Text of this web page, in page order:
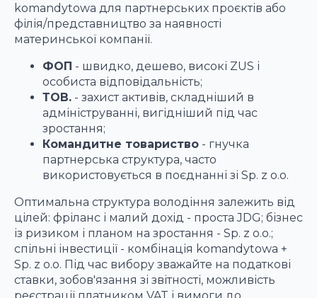
komandytowa для партнерських проєктів або
філія/представництво за наявності
материнської компанії.
ФОП - швидко, дешево, високі ZUS і
особиста відповідальність;
ТОВ. - захист активів, складніший в
адмініструванні, вигідніший під час
зростання;
Командитне товариство - гнучка
партнерська структура, часто
використовується в поєднанні зі Sp. z o.o.
Оптимальна структура володіння залежить від
цілей: фріланс і малий дохід - проста JDG; бізнес
із ризиком і планом на зростання - Sp. z o.o.;
спільні інвестиції - комбінація komandytowa +
Sp. z o.o. Під час вибору зважайте на податкові
ставки, зобов'язання зі звітності, можливість